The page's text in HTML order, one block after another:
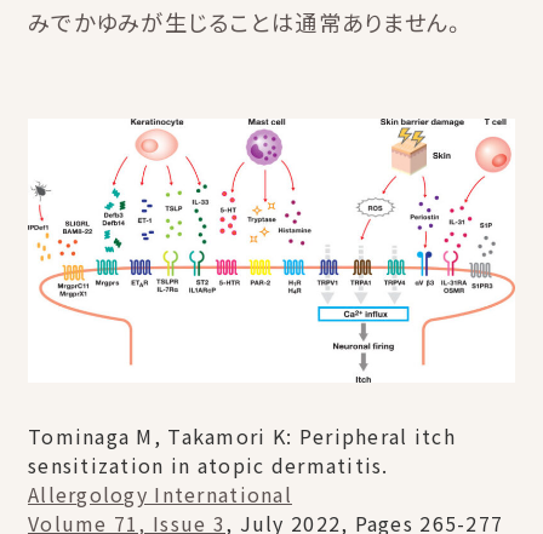
みでかゆみが生じることは通常ありません。
Tominaga M, Takamori K: Peripheral itch
sensitization in atopic dermatitis.
Allergology International
Volume 71, Issue 3, July 2022, Pages 265-277